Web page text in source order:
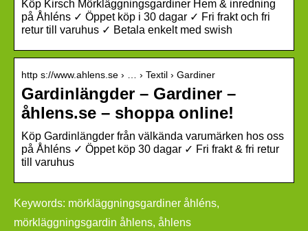
Köp Kirsch Mörkläggningsgardiner Hem & inredning
på Åhléns ✓ Öppet köp i 30 dagar ✓ Fri frakt och fri
retur till varuhus ✓ Betala enkelt med swish
http s://www.ahlens.se › … › Textil › Gardiner
Gardinlängder – Gardiner –
åhlens.se – shoppa online!
Köp Gardinlängder från välkända varumärken hos oss
på Åhléns ✓ Öppet köp 30 dagar ✓ Fri frakt & fri retur
till varuhus
Keywords: mörkläggningsgardiner åhléns,
mörkläggningsgardin åhlens, åhlens